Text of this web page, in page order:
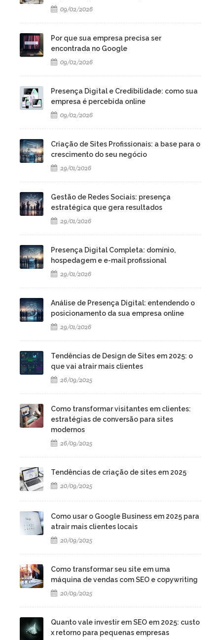
09/02/2026
Por que sua empresa precisa ser
encontrada no Google
09/02/2026
Presença Digital e Credibilidade: como sua
empresa é percebida online
09/02/2026
Criação de Sites Profissionais: a base para o
crescimento do seu negócio
29/01/2026
Gestão de Redes Sociais: presença
estratégica que gera resultados
29/01/2026
Presença Digital Completa: domínio,
hospedagem e e-mail profissional
29/01/2026
Análise de Presença Digital: entendendo o
posicionamento da sua empresa online
29/01/2026
Tendências de Design de Sites em 2025: o
que vai atrair mais clientes
26/09/2025
Como transformar visitantes em clientes:
estratégias de conversão para sites
modernos
26/09/2025
Tendências de criação de sites em 2025
20/09/2025
Como usar o Google Business em 2025 para
atrair mais clientes locais
20/09/2025
Como transformar seu site em uma
máquina de vendas com SEO e copywriting
20/09/2025
Quanto vale investir em SEO em 2025: custo
x retorno para pequenas empresas